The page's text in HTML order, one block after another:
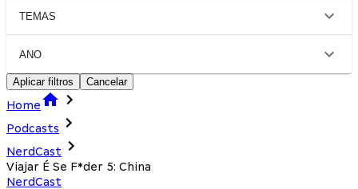
TEMAS
ANO
Aplicar filtros Cancelar
Home
Podcasts
NerdCast
Viajar É Se F*der 5: China
NerdCast